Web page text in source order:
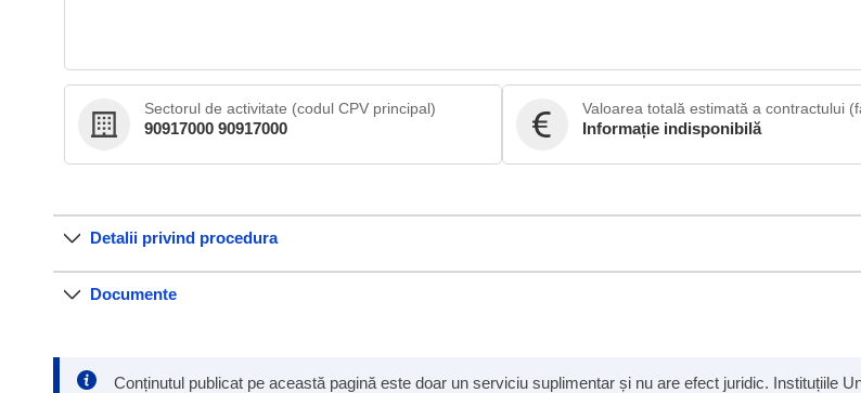
Sectorul de activitate (codul CPV principal)
90917000 90917000
Valoarea totală estimată a contractului
Informație indisponibilă
Detalii privind procedura
Documente
Conținutul publicat pe această pagină este doar un serviciu suplimentar și nu are efect juridic. Instituțiile